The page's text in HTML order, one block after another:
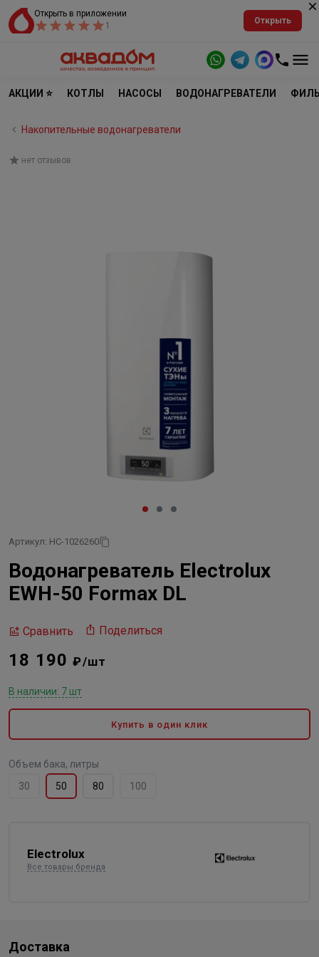
Открыть в приложении
1
Открыть
АКЦИИ ⭐ КОТЛЫ НАСОСЫ ВОДОНАГРЕВАТЕЛИ
Накопительные водонагреватели
нет отзывов
Артикул: НС-1026260
Водонагреватель Electrolux
EWH-50 Formax DL
Сравнить Поделиться
18 190₽/шт
В наличии: 7 шт
Купить в один клик
Объем бака, литры
30
50 80 100
Electrolux
Все товары бренда
Доставка